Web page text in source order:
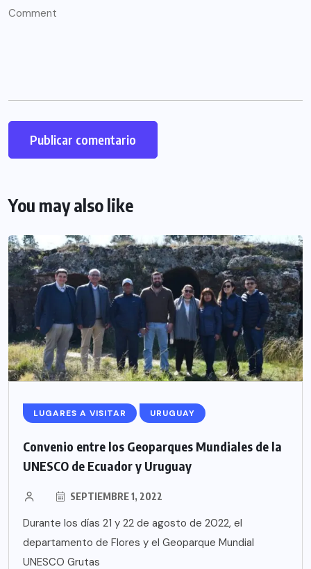
You may also like
LUGARES A VISITAR URUGUAY
Convenio entre los Geoparques Mundiales de la
UNESCO de Ecuador y Uruguay
SEPTIEMBRE 1, 2022
Durante los días 21 y 22 de agosto de 2022, el
departamento de Flores y el Geoparque Mundial
UNESCO Grutas